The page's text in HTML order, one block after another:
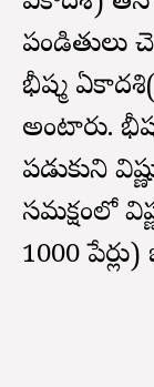
పండితులు
భీష్మ
అంటారు.
పడుకుని
సమక్షంలో
1000